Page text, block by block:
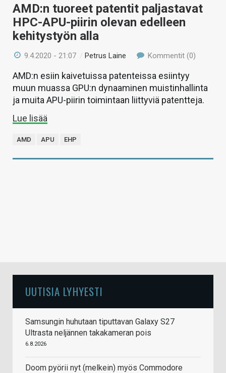
HAKU
AMD:n tuoreet patentit paljastavat
HPC-APU-piirin olevan edelleen
kehitystyön alla
9.4.2020 - 21:07 /Petrus Laine Kommentit (0)
AMD:n esiin kaivetuissa patenteissa esiintyy
muun muassa GPU:n dynaaminen muistinhallinta
ja muita APU-piirin toimintaan liittyviä patentteja.
Lue lisää
AMD APU EHP
UUTISIA LYHYESTI
Samsungin huhutaan tiputtavan Galaxy S27
Ultrasta neljännen takakameran pois
6.8.2026
Doom pyörii nyt (melkein) myös Commodore